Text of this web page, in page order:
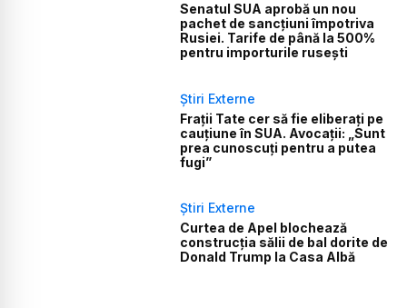
Senatul SUA aprobă un nou
pachet de sancțiuni împotriva
Rusiei. Tarife de până la 500%
pentru importurile rusești
Știri Externe
Frații Tate cer să fie eliberați pe
cauțiune în SUA. Avocații: „Sunt
prea cunoscuți pentru a putea
fugi”
Știri Externe
Curtea de Apel blochează
construcția sălii de bal dorite de
Donald Trump la Casa Albă